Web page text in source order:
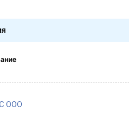
ООО